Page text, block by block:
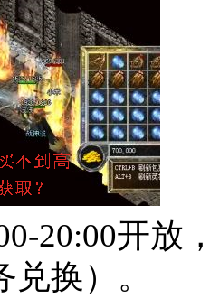
20:00开放
换）。